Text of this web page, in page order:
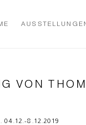
VON
8.12.2019